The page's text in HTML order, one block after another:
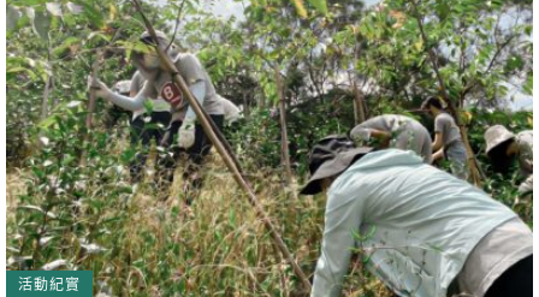
活動紀實